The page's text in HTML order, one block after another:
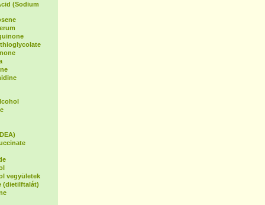
(Sodium
vegyületek
(dietilftalát)